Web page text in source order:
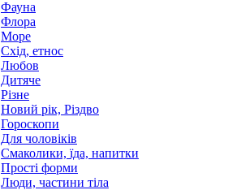
Фауна
Флора
Море
Схід, етнос
Любов
Дитяче
Різне
Новий рік, Різдво
Гороскопи
Для чоловіків
Смаколики, їда, напитки
Прості форми
Люди, частини тіла